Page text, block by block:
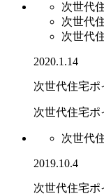
次世代
次世代
次世代
2020.1.14
次世代住宅ポ
次世代住宅ポ
次世代
2019.10.4
次世代住宅ポ